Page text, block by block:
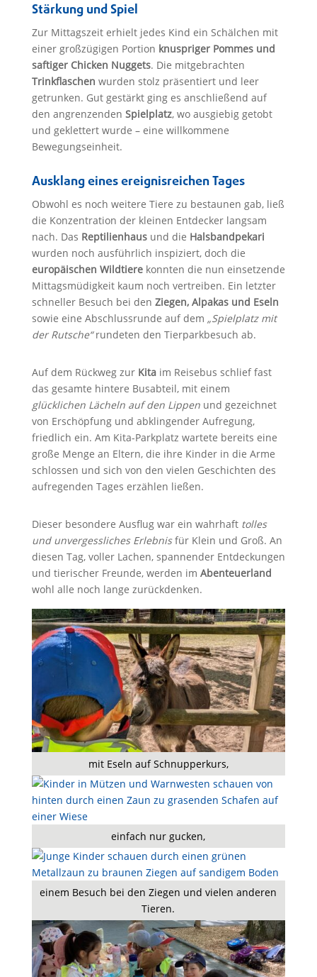
Stärkung und Spiel
Zur Mittagszeit erhielt jedes Kind ein Schälchen mit
einer großzügigen Portion knuspriger Pommes und
saftiger Chicken Nuggets. Die mitgebrachten
Trinkflaschen wurden stolz präsentiert und leer
getrunken. Gut gestärkt ging es anschließend auf
den angrenzenden Spielplatz, wo ausgiebig getobt
und geklettert wurde – eine willkommene
Bewegungseinheit.
Ausklang eines ereignisreichen Tages
Obwohl es noch weitere Tiere zu bestaunen gab, ließ
die Konzentration der kleinen Entdecker langsam
nach. Das Reptilienhausund die Halsbandpekari
wurden noch ausführlich inspiziert, doch die
europäischen Wildtierekonnten die nun einsetzende
Mittagsmüdigkeit kaum noch vertreiben. Ein letzter
schneller Besuch bei den Ziegen, Alpakas und Eseln
sowie eine Abschlussrunde auf dem „Spielplatz mit
der Rutsche“rundeten den Tierparkbesuch ab.
Auf dem Rückweg zur Kitaim Reisebus schlief fast
das gesamte hintere Busabteil, mit einem
glücklichen Lächeln auf den Lippenund gezeichnet
von Erschöpfung und abklingender Aufregung,
friedlich ein. Am Kita-Parkplatz wartete bereits eine
große Menge an Eltern, die ihre Kinder in die Arme
schlossen und sich von den vielen Geschichten des
aufregenden Tages erzählen ließen.
Dieser besondere Ausflug war ein wahrhaft tolles
und unvergessliches Erlebnisfür Klein und Groß. An
diesen Tag, voller Lachen, spannender Entdeckungen
und tierischer Freunde, werden im Abenteuerland
wohl alle noch lange zurückdenken.
mit Eseln auf Schnupperkurs,
einfach nur gucken,
einem Besuch bei den Ziegen und vielen anderen
Tieren.